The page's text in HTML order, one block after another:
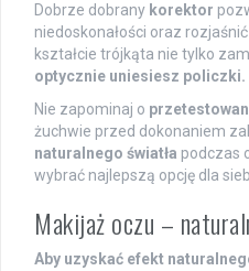
Dobrze dobrany korektor
niedoskonałości oraz
kształcie trójkąta nie tylko
optycznie uniesiesz policzki.
Nie zapominaj o
żuchwie przed dokonaniem
naturalnego światła podczas
wybrać najlepszą opcję dla
Makijaż oczu –
Aby uzyskać efekt